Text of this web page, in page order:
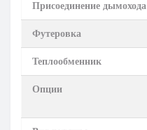
Присоединение дымохода
Футеровка
Теплообменник
Опции